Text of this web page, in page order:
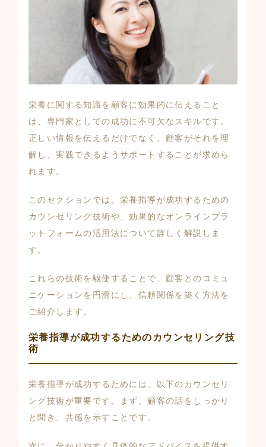
栄養に関する知識を顧客に効果的に伝えること
は、専門家としての成功に不可欠なスキルです。
正しい情報を伝えるだけでなく、顧客がそれを理
解し、実践できるようサポートすることが求めら
れます。
このセクションでは、栄養指導が成功するための
カウンセリング技術や、効果的なオンラインプラ
ットフォームの活用法について詳しく解説しま
す。
これらの技術を駆使することで、顧客とのコミュ
ニケーションを円滑にし、信頼関係を築く方法を
ご紹介します。
栄養指導が成功するためのカウンセリング技
術
栄養指導が成功するためには、以下のカウンセリ
ング技術が重要です。まず、顧客の話をしっかり
と聞き、共感を示すことです。